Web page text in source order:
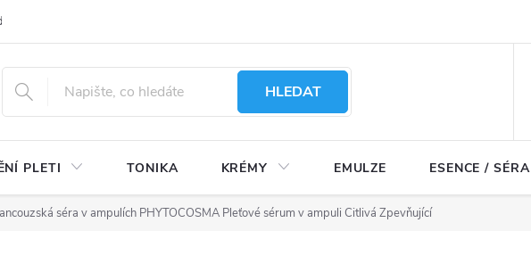
HLEDAT
PLETI TONIKA KRÉMY EMULZE ESENCE / SÉRA
séra v ampulích PHYTOCOSMA Pleťové sérum v ampuli Citlivá Zpevňující